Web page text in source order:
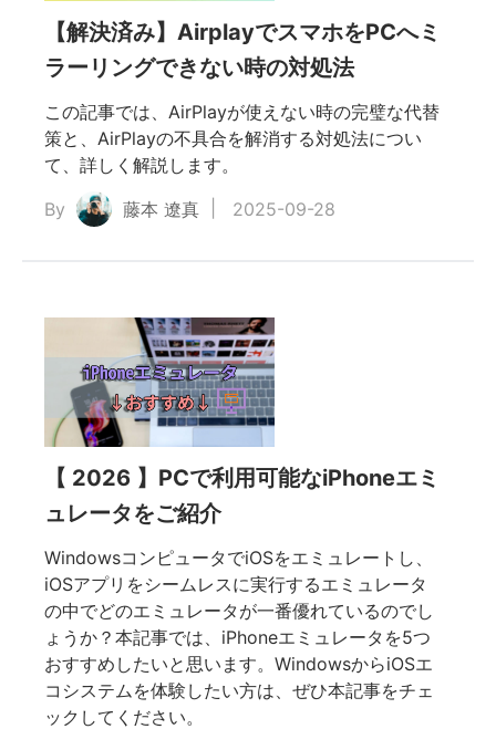
【解決済み】AirplayでスマホをPCへミ
ラーリングできない時の対処法
この記事では、AirPlayが使えない時の完璧な代替
策と、AirPlayの不具合を解消する対処法につい
て、詳しく解説します。
By
藤本 遼真 2025-09-28
【 2026 】PCで利用可能なiPhoneエミ
ュレータをご紹介
WindowsコンピュータでiOSをエミュレートし、
iOSアプリをシームレスに実行するエミュレータ
の中でどのエミュレータが一番優れているのでし
ょうか？本記事では、iPhoneエミュレータを5つ
おすすめしたいと思います。WindowsからiOSエ
コシステムを体験したい方は、ぜひ本記事をチェ
ックしてください。